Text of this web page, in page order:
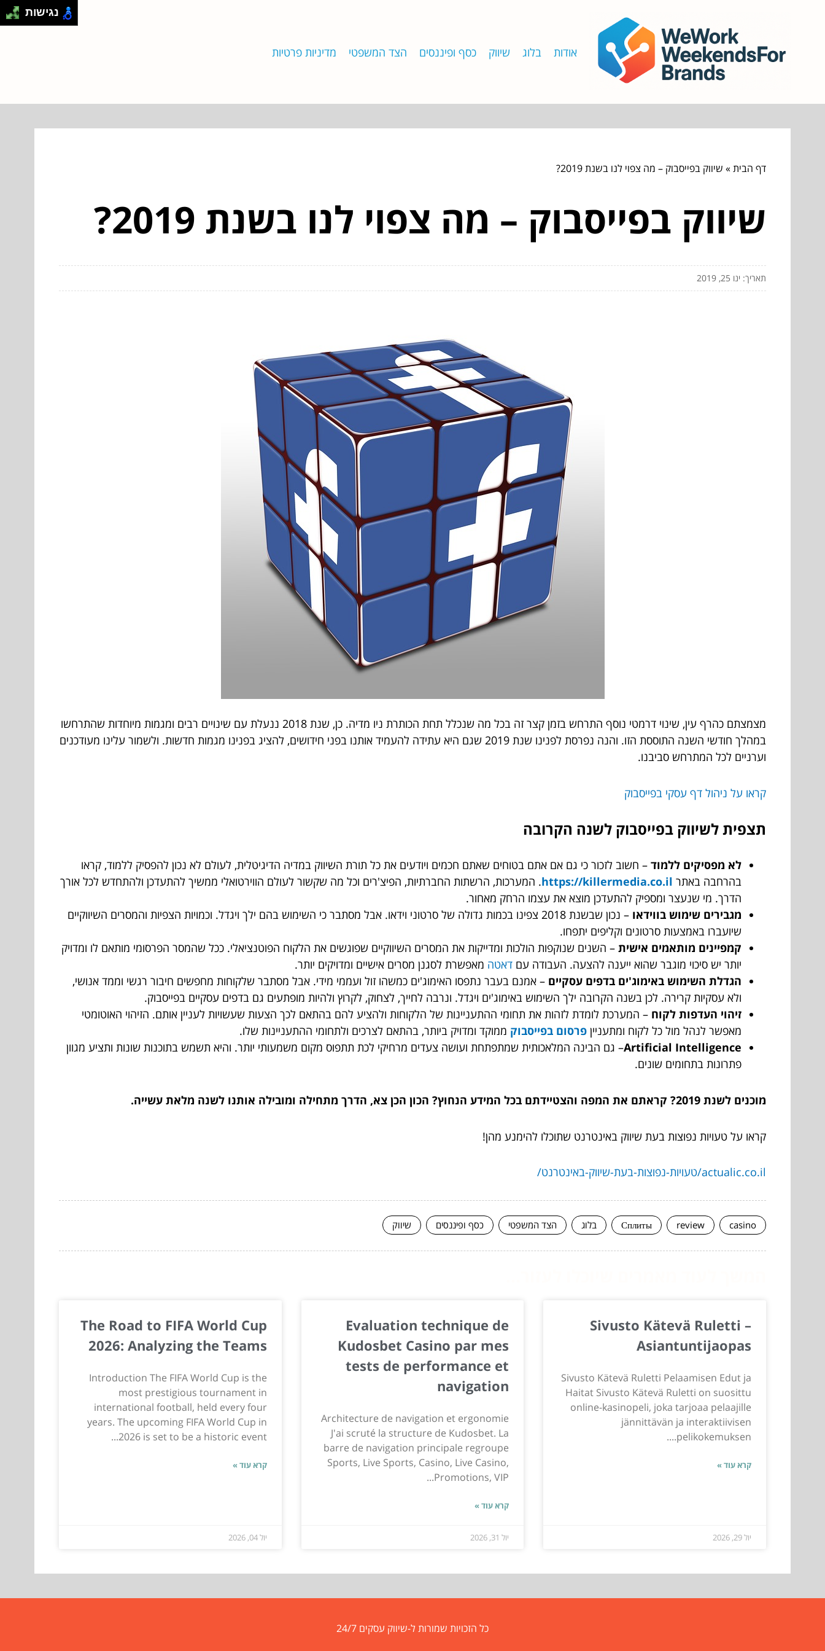
אודות בלוג שיווק כסף ופיננסים הצד המשפטי מדיניות פרטיות
דף הבית» שיווק בפייסבוק – מה צפוי לנו בשנת 2019?
שיווק בפייסבוק – מה צפוי לנו בשנת 2019?
תאריך: ינו 25, 2019
מצמצתם כהרף עין, שינוי דרמטי נוסף התרחש בזמן קצר זה בכל מה שנכלל תחת הכותרת ניו מדיה. כן, שנת 2018 ננעלת עם שינויים רבים ומגמות מיוחדות שהתרחשו
במהלך חודשי השנה התוססת הזו. והנה נפרסת לפנינו שנת 2019 שגם היא עתידה להעמיד אותנו בפני חידושים, להציג בפנינו מגמות חדשות. ולשמור עלינו מעודכנים
וערניים לכל המתרחש סביבנו.
קראו על ניהול דף עסקי בפייסבוק
תצפית לשיווק בפייסבוק לשנה הקרובה
לא מפסיקים ללמוד – חשוב לזכור כי גם אם אתם בטוחים שאתם חכמים ויודעים את כל תורת השיווק במדיה הדיגיטלית, לעולם לא נכון להפסיק ללמוד, קראו
בהרחבה באתר https://killermedia.co.il. המערכות, הרשתות החברתיות, הפיצ'רים וכל מה שקשור לעולם הווירטואלי ממשיך להתעדכן ולהתחדש לכל אורך
הדרך. מי שנעצר ומספיק להתעדכן מוצא את עצמו הרחק מאחור.
מגבירים שימוש בווידאו
– נכון שבשנת 2018 צפינו בכמות גדולה של סרטוני וידאו. אבל מסתבר כי השימוש בהם ילך ויגדל. וכמויות הצפיות והמסרים השיווקיים
שיועברו באמצעות סרטונים וקליפים יתפחו.
קמפיינים מותאמים אישית – השנים שנוקפות הולכות ומדייקות את המסרים השיווקיים שפוגשים את הלקוח הפוטנציאלי. ככל שהמסר הפרסומי מותאם לו ומדויק
יותר יש סיכוי מוגבר שהוא ייענה להצעה. העבודה עם דאטה מאפשרת לסגנן מסרים אישיים ומדויקים יותר.
הגדלת השימוש באימוג'ים בדפים עסקיים – אמנם בעבר נתפסו האימוג'ים כמשהו זול ועממי מידי. אבל מסתבר שלקוחות מחפשים חיבור רגשי וממד אנושי,
ולא עסקיות קרירה. לכן בשנה הקרובה ילך השימוש באימוג'ים ויגדל. ונרבה לחייך, לצחוק, לקרוץ ולהיות מופתעים גם בדפים עסקיים בפייסבוק.
זיהוי העדפות לקוח – המערכת לומדת לזהות את תחומי ההתעניינות של הלקוחות ולהציע להם בהתאם לכך הצעות שעשויות לעניין אותם. הזיהוי האוטומטי
מאפשר לנהל מול כל לקוח ומתעניין פרסום בפייסבוק ממוקד ומדויק ביותר, בהתאם לצרכים ולתחומי ההתעניינות שלו.
Artificial Intelligence– גם הבינה המלאכותית שמתפתחת ועושה צעדים מרחיקי לכת תתפוס מקום משמעותי יותר. והיא תשמש בתוכנות שונות ותציע מגוון
פתרונות בתחומים שונים.
מוכנים לשנת 2019? קראתם את המפה והצטיידתם בכל המידע הנחוץ? הכון הכן צא, הדרך מתחילה ומובילה אותנו לשנה מלאת עשייה.
קראו על טעויות נפוצות בעת שיווק באינטרנט שתוכלו להימנע מהן!
actualic.co.il/טעויות-נפוצות-בעת-שיווק-באינטרנט/
casino
review
Сплиты בלוג הצד המשפטי כסף ופיננסים שיווק
Sivusto Kätevä Ruletti –
Asiantuntijaopas
Sivusto Kätevä Ruletti Pelaamisen Edut ja
Haitat Sivusto Kätevä Ruletti on suosittu
online-kasinopeli, joka tarjoaa pelaajille
jännittävän ja interaktiivisen
pelikokemuksen....
קרא עוד »
יול 29, 2026
Evaluation technique de
Kudosbet Casino par mes
tests de performance et
navigation
Architecture de navigation et ergonomie
J'ai scruté la structure de Kudosbet. La
barre de navigation principale regroupe
Sports, Live Sports, Casino, Live Casino,
Promotions, VIP...
קרא עוד »
יול 31, 2026
The Road to FIFA World Cup
2026: Analyzing the Teams
Introduction The FIFA World Cup is the
most prestigious tournament in
international football, held every four
years. The upcoming FIFA World Cup in
2026 is set to be a historic event...
קרא עוד »
יול 04, 2026
כל הזכויות שמורות ל-שיווק עסקים 24/7
נגישות